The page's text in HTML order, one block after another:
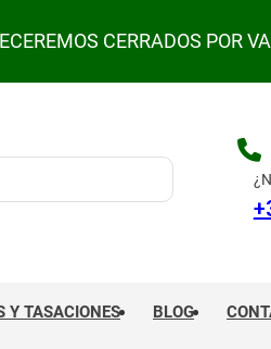
CERRADOS POR
Y TASACIONES BLOG